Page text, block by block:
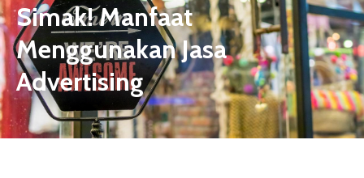
Simak! Manfaat
Menggunakan Jasa
Advertising